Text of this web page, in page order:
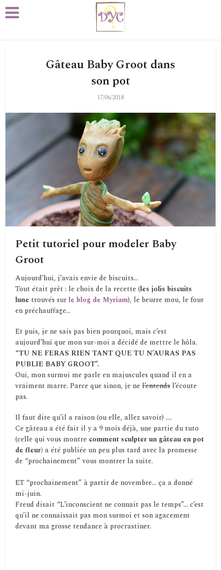
Gâteau Baby Groot dans
son pot
17/06/2018
Petit tutoriel pour modeler Baby
Groot
Aujourd’hui, j’avais envie de biscuits…
Tout était prêt : le choix de la recette (les jolis biscuits
lune trouvés surle blog de Myriam), le beurre mou, le four
en préchauffage…
Et puis, je ne sais pas bien pourquoi, mais c’est
aujourd’hui que mon sur-moi a décidé de mettre le hôla.
“TU NE FERAS RIEN TANT QUE TU N’AURAS PAS
PUBLIE BABY GROOT”.
Oui, mon surmoi me parle en majuscules quand il en a
vraiment marre. Parce que sinon, je nel’entendsl’écoute
pas.
Il faut dire qu’il a raison (ou elle, allez savoir) ….
Ce gâteau a été fait il y a 9 mois déjà, une partie du tuto
(celle qui vous montre comment sculpter un gâteau en pot
de fleur) a été publiée un peu plus tard avec la promesse
de “prochainement” vous montrer la suite.
ET “prochainement” à partir de novembre… ça a donné
mi-juin.
Freud disait “L’inconscient ne connait pas le temps”… c’est
qu’il ne connaissait pas mon surmoi et son agacement
devant ma grosse tendance à procrastiner.